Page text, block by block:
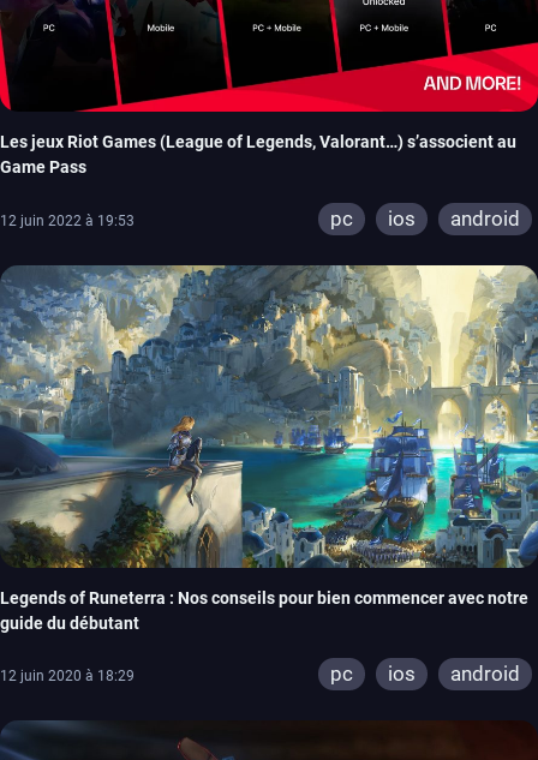
Les jeux Riot Games (League of Legends, Valorant…) s’associent au
Game Pass
12 juin 2022 à 19:53 pc ios android
Legends of Runeterra : Nos conseils pour bien commencer avec notre
guide du débutant
12 juin 2020 à 18:29 pc ios android